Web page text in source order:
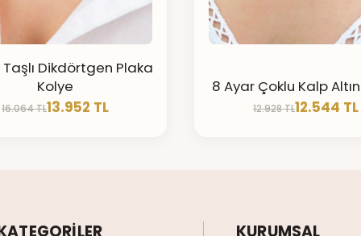
Dikdörtgen Plaka
Kolye
16.064 TL13.952 TL
8 Ayar Çoklu Kalp
12.928 TL12.544 TL
KURUMSAL